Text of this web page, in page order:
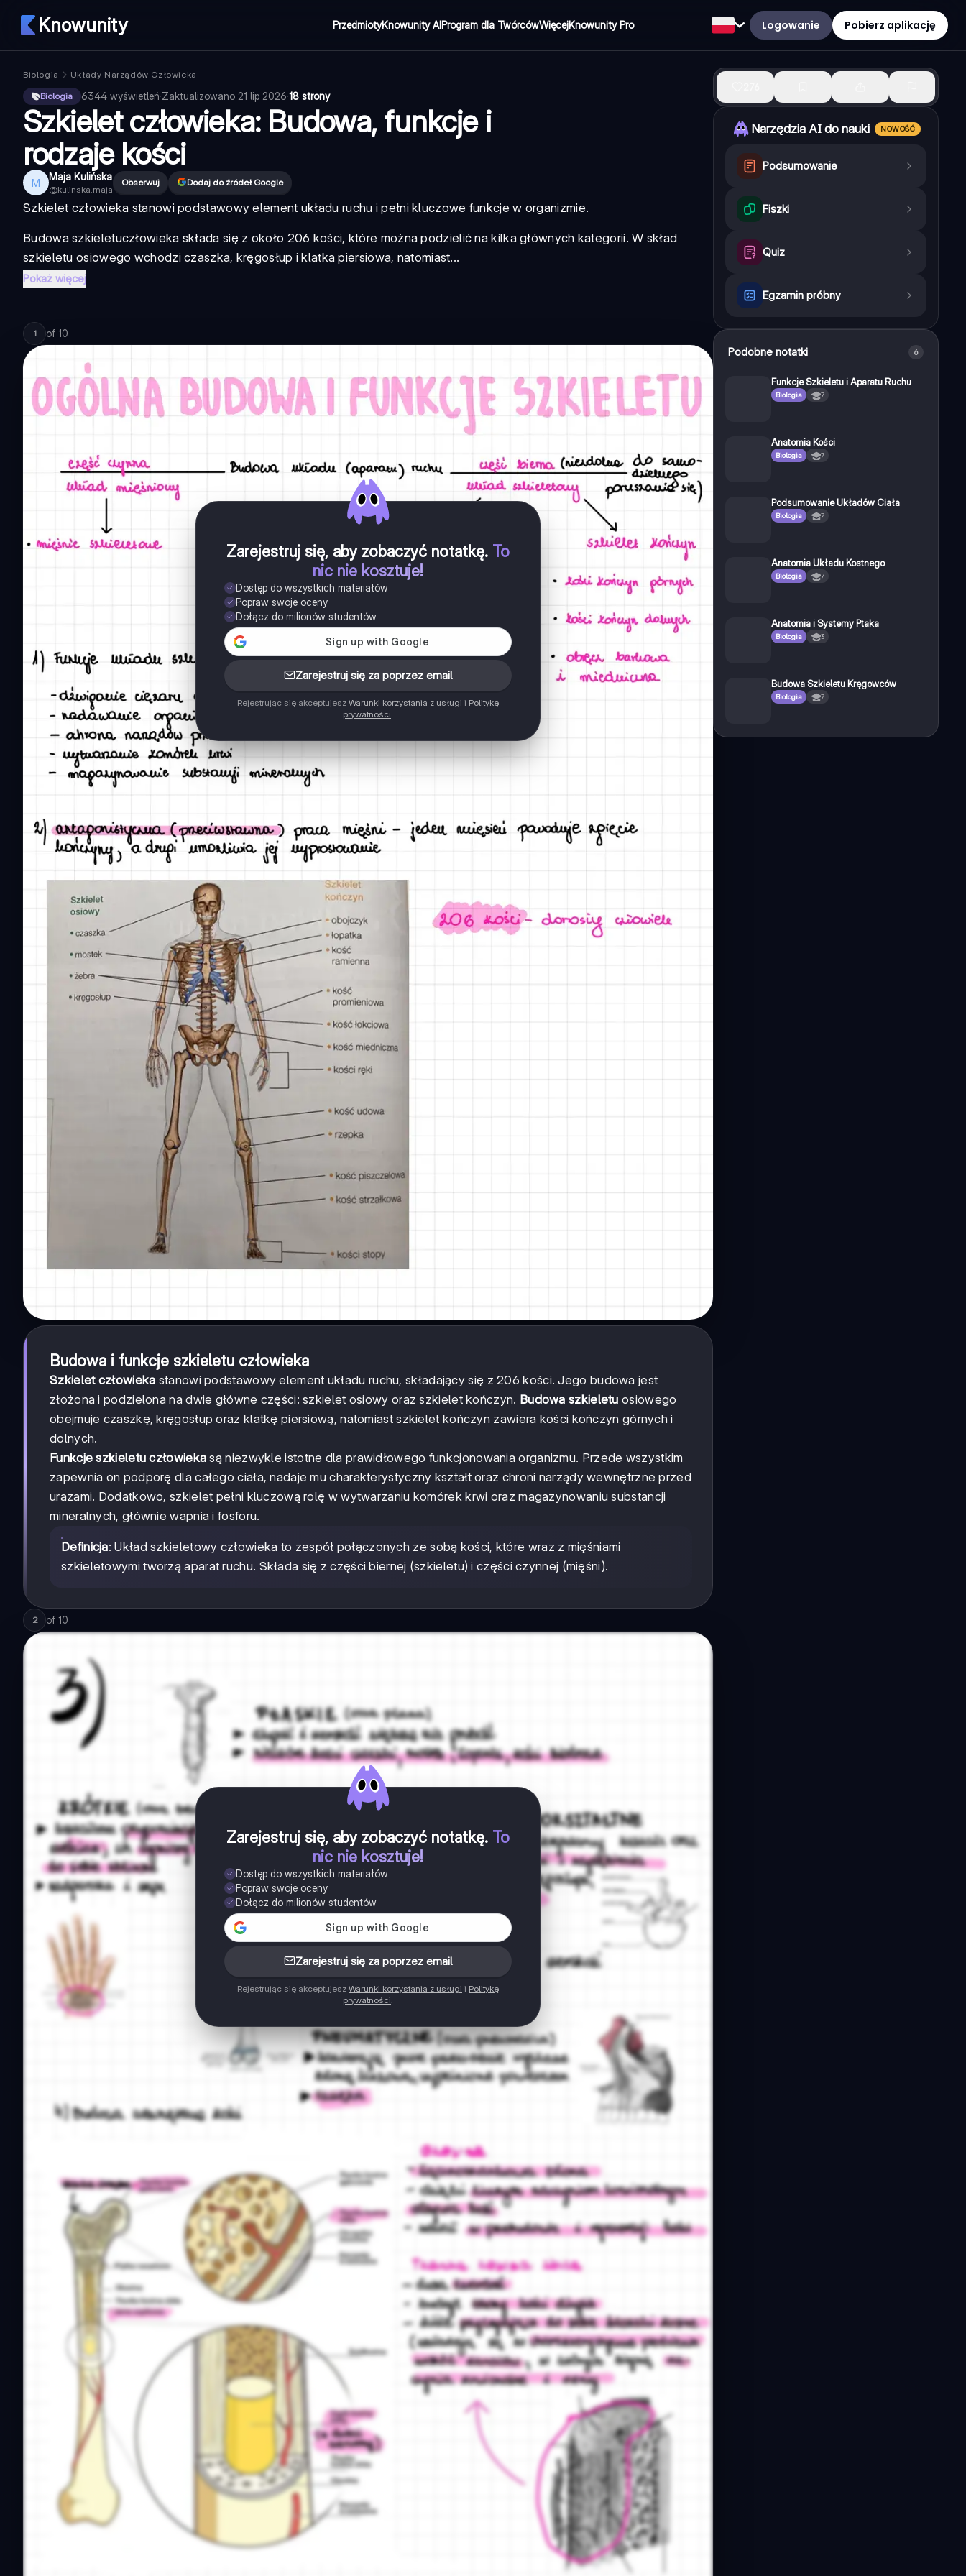
Knowunity PrzedmiotyKnowunity AIProgram dla TwórcówWięcejKnowunity Pro Logowanie Pobierz aplikację
Biologia
Układy Narządów Człowieka
Biologia
6344 wyświetleń·Zaktualizowano 21 lip 2026·18 strony
Szkielet człowieka: Budowa, funkcje i
rodzaje kości
M Maja Kulińska
@kulinska.maja
Obserwuj Dodaj do źródeł Google
Szkielet człowieka stanowi podstawowy element układu ruchu i pełni kluczowe funkcje w organizmie.
Budowa szkieletuczłowieka składa się z około 206 kości, które można podzielić na kilka głównych kategorii. W skład
szkieletu osiowego wchodzi czaszka, kręgosłup i klatka piersiowa, natomiast...
Pokaż więcej
1 of 10
Zarejestruj się, aby zobaczyć notatkę. To
nic nie kosztuje!
Dostęp do wszystkich materiałów
Popraw swoje oceny
Dołącz do milionów studentów
Zarejestruj się za poprzez email
Rejestrując się akceptujesz Warunki korzystania z usługi i Politykę
prywatności
Budowa i funkcje szkieletu człowieka
Szkielet człowieka stanowi podstawowy element układu ruchu, składający się z 206 kości. Jego budowa jest
złożona i podzielona na dwie główne części: szkielet osiowy oraz szkielet kończyn. Budowa szkieletu osiowego
obejmuje czaszkę, kręgosłup oraz klatkę piersiową, natomiast szkielet kończyn zawiera kości kończyn górnych i
dolnych.
Funkcje szkieletu człowieka są niezwykle istotne dla prawidłowego funkcjonowania organizmu. Przede wszystkim
zapewnia on podporę dla całego ciała, nadaje mu charakterystyczny kształt oraz chroni narządy wewnętrzne przed
urazami. Dodatkowo, szkielet pełni kluczową rolę w wytwarzaniu komórek krwi oraz magazynowaniu substancji
mineralnych, głównie wapnia i fosforu.
Definicja: Układ szkieletowy człowieka to zespół połączonych ze sobą kości, które wraz z mięśniami
szkieletowymi tworzą aparat ruchu. Składa się z części biernej (szkieletu) i części czynnej (mięśni).
2 of 10
Zarejestruj się, aby zobaczyć notatkę. To
nic nie kosztuje!
Dostęp do wszystkich materiałów
Popraw swoje oceny
Dołącz do milionów studentów
Zarejestruj się za poprzez email
Rejestrując się akceptujesz Warunki korzystania z usługi i Politykę
prywatności.
Narzędzia AI do nauki NOWOŚĆ
Podsumowanie
Fiszki
Quiz
Egzamin próbny
Podobne notatki 6
Funkcje Szkieletu i Aparatu Ruchu
Biologia 7
Anatomia Kości
Biologia 7
Podsumowanie Układów Ciała
Biologia 7
Anatomia Układu Kostnego
Biologia 7
Anatomia i Systemy Ptaka
Biologia 3
Budowa Szkieletu Kręgowców
Biologia 7